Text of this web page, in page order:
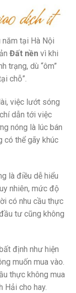
năm tại Hà Nội
Đất nền vì khi
trạng, dù “ôm”
chỗ”.
việc lướt sóng
dẫn tới việc
nóng là lúc bán
có thể gãy khúc
là điều dễ hiểu
nhiên, mức độ
có nhu cầu thực
tư cũng không
định như hiện
muốn mua vào.
thực không mua
Hải cho hay.